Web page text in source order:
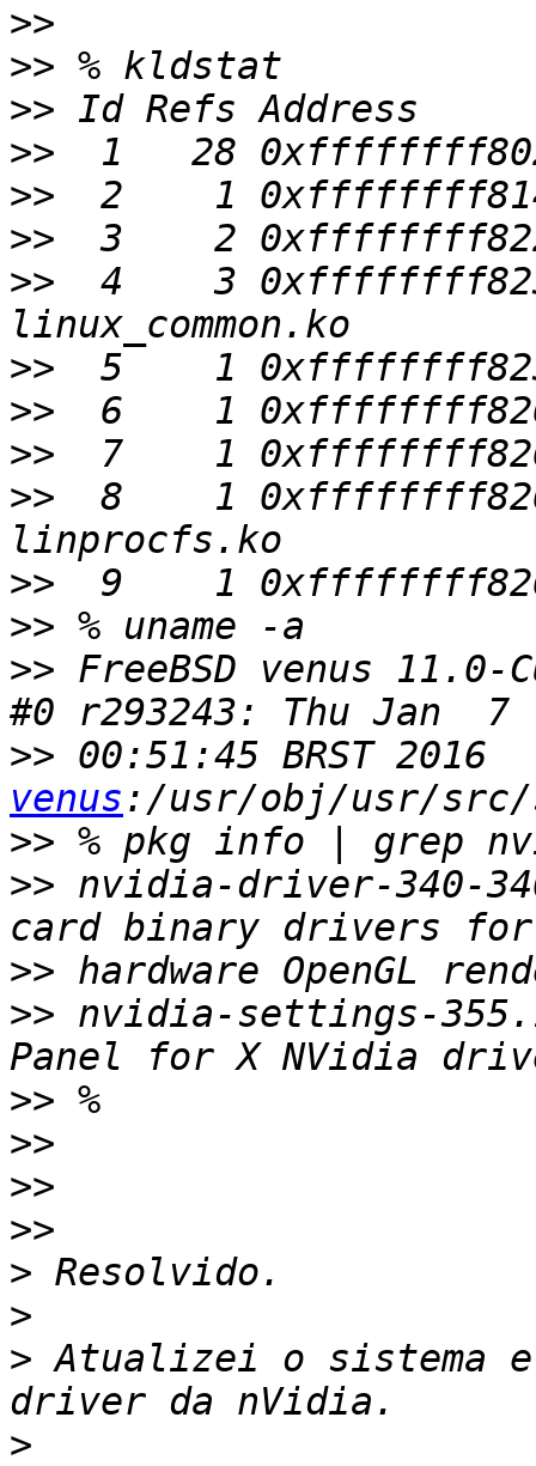
>>
>>
>>
>>
>>
>>
>>
4    3
>>
>>
>>
>>
8    1
>>
>>
>> FreeBSD venus 11.0-
>> 00:51:45 BRST
venus
>>
>> nvidia-driver-340-
>>
>> nvidia-settings-
>>
>>
>>
>>
>
>
> Atualizei o sistema
>